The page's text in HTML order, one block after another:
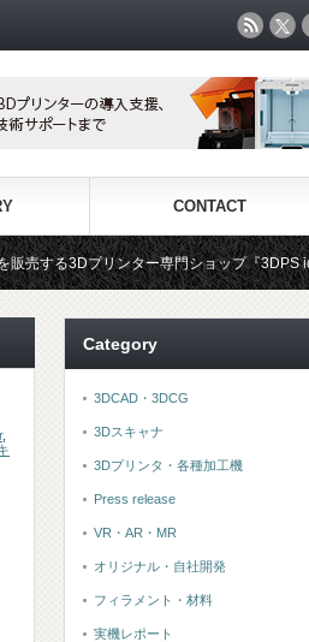
CONTACT
専門ショップ『3DPS id.arts』
,
Category
3DCAD・3DCG
3Dスキャナ
3Dプリンタ・各種加工機
Press release
VR・AR・MR
オリジナル・自社開発
フィラメント・材料
実機レポート